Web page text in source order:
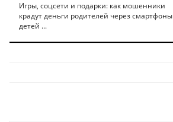
Игры, соцсети и подарки: как мошенники
крадут деньги родителей через смартфоны
детей ...